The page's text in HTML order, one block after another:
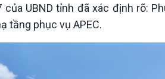
UBND tỉnh đã xác định rõ:
tầng phục vụ APEC.